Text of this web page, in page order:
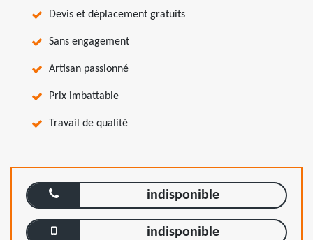
Devis et déplacement gratuits
Sans engagement
Artisan passionné
Prix imbattable
Travail de qualité
indisponible
indisponible